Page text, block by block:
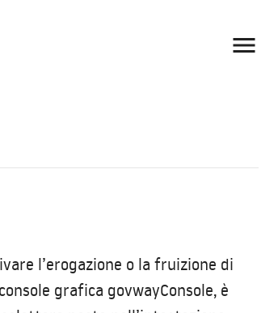

l’erogazione o la fruizione di
grafica govwayConsole, è